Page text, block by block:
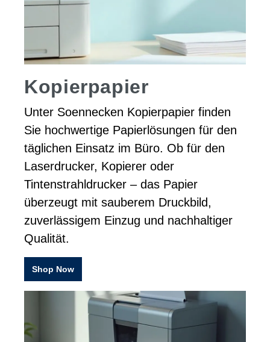
Kopierpapier
Unter Soennecken Kopierpapier finden
Sie hochwertige Papierlösungen für den
täglichen Einsatz im Büro. Ob für den
Laserdrucker, Kopierer oder
Tintenstrahldrucker – das Papier
überzeugt mit sauberem Druckbild,
zuverlässigem Einzug und nachhaltiger
Qualität.
Shop Now